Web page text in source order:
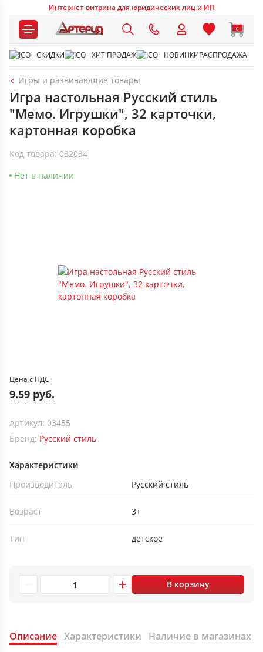
Интернет-витрина для юридических лиц и ИП
0
СКИДКИ ХИТ ПРОДАЖ НОВИНКИРАСПРОДАЖА
Игры и развивающие товары
Игра настольная Русский стиль
"Мемо. Игрушки", 32 карточки,
картонная коробка
Код товара: 032034
Нет в наличии
Цена с НДС
9.59 руб.
Артикул: 03455
Бренд: Русский стиль
Характеристики
Производитель
Русский стиль
Возраст 3+
Тип детское
В корзину
Описание Характеристики Наличие в магазинах